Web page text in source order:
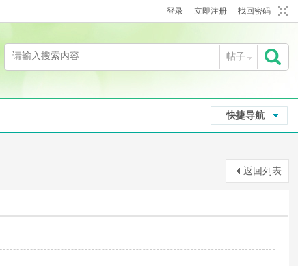
登录 立即注册 找回密码
帖子
索
快捷导航
返回列表